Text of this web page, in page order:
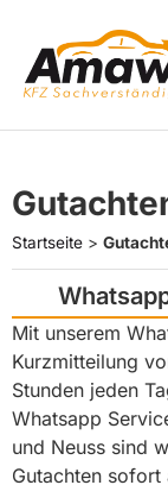
Startseite >
Mit unserem
Kurzmitteilung
Stunden jeden
Whatsapp
und Neuss sind
Gutachten sofort